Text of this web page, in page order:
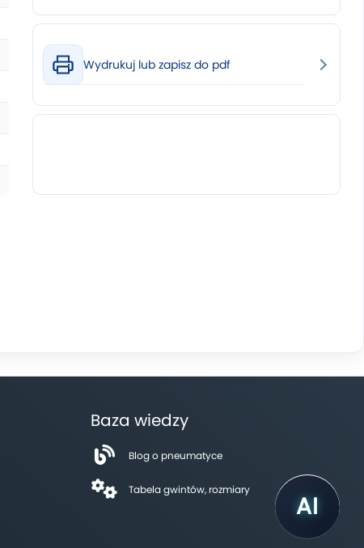
Wydrukuj lub zapisz do pdf
Baza wiedzy
Blog o pneumatyce
Tabela gwintów, rozmiary